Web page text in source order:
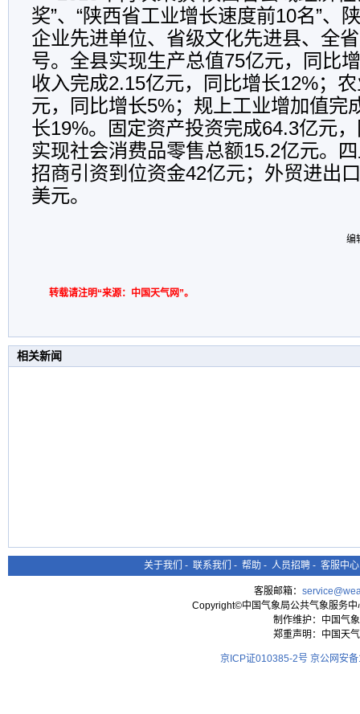
奖”、“陕西省工业增长速度前10名”、
企业先进单位、省级文化先进县、全
号。全县实现生产总值75亿元，同比
收入完成2.15亿元，同比增长12%；
元，同比增长5%；规上工业增加值完
长19%。固定资产投资完成64.3亿元
实现社会消费品零售总额15.2亿元。
招商引资到位资金42亿元；外贸进出
美元。
编
转载请注明“来源：中国天气网”。
相关新闻
关于我们 - 联系我们 - 帮助 - 人员招聘 - 客服中心
客服邮箱：
Copyright©中国气象局公共气象服务
制作维护：中国气
郑重声明：中国天
京ICP证010385-2号 京公网安